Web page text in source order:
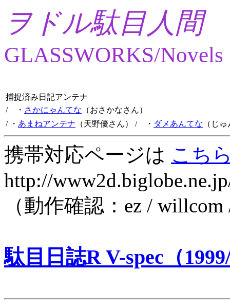
ヲドル駄目人間
GLASSWORKS/Novels
捕捉済み日記アンテナ
/ ・ さかにゃんてな （おさかなさん）
/ ・ あまねアンテナ （天野優さん） / ・ ダメあんてな （じ
携帯対応ページは こち
http://
（動作確認：ez /
駄目日誌R V-spec（